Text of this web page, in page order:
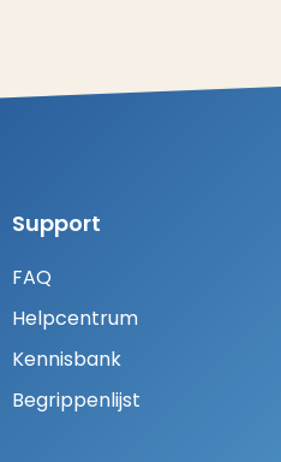
Support
FAQ
Helpcentrum
Kennisbank
Begrippenlijst